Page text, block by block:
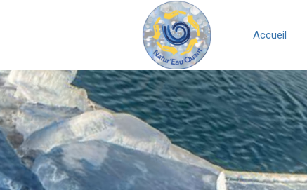
Accueil